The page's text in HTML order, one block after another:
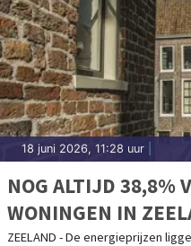
18 juni 2026, 11:28 uur
NOG ALTIJD 38,8%
WONINGEN IN
GEÏSOLEERD
ZEELAND - De energieprijzen